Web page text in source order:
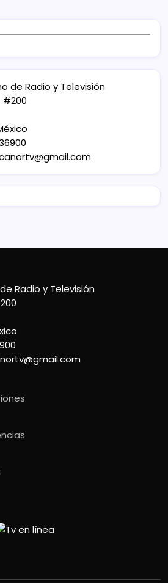
de Radio y Televisión
#200
Radio y Televisión